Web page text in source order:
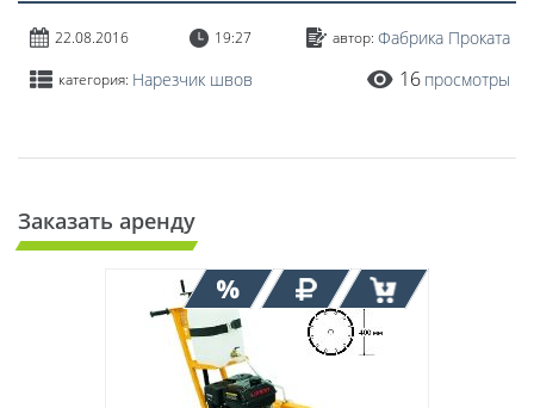
22.08.2016 19:27 автор: Фабрика Проката
категория: Нарезчик швов 16 просмотры
Заказать аренду